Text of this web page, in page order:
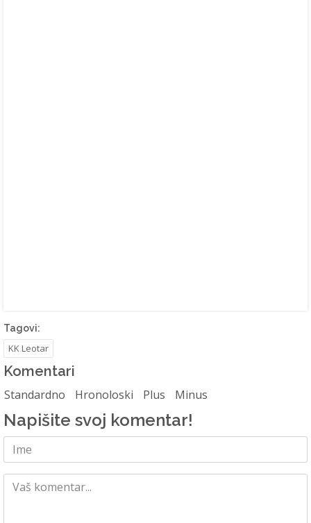
Tagovi:
KK Leotar
Komentari
Standardno Hronoloski Plus Minus
Napišite svoj komentar!